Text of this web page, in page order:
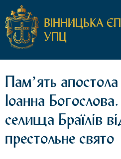
ВІННИЦЬКА
УПЦ
Памʼять апостола
Іоанна
селища Браїлів
престольне свято